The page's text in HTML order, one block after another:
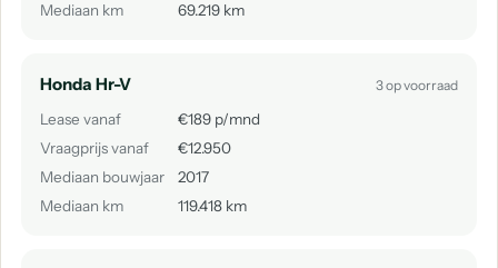
Mediaan km
69.219 km
Honda Hr-V 3 op voorraad
Lease vanaf
€189 p/mnd
Vraagprijs vanaf
€12.950
Mediaan bouwjaar
2017
Mediaan km
119.418 km